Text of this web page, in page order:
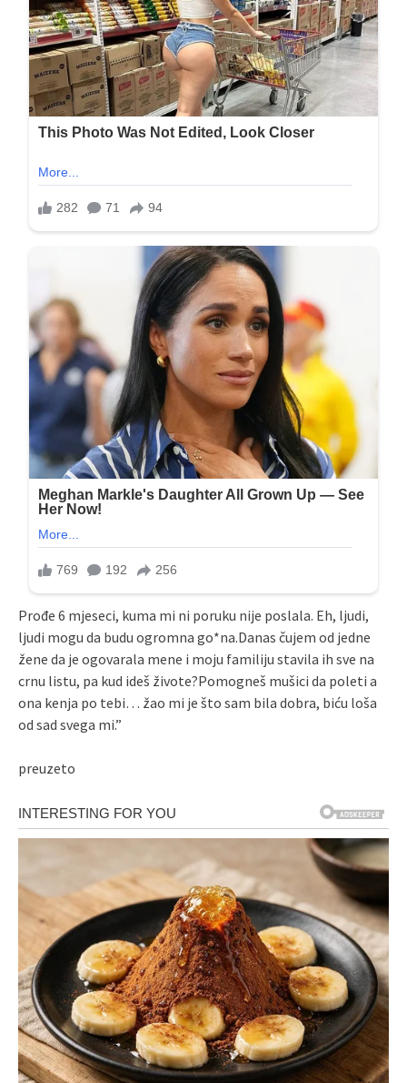
Prođe 6 mjeseci, kuma mi ni poruku nije poslala. Eh, ljudi,
ljudi mogu da budu ogromna go*na.Danas čujem od jedne
žene da je ogovarala mene i moju familiju stavila ih sve na
crnu listu, pa kud ideš živote?Pomogneš mušici da poleti a
ona kenja po tebi… žao mi je što sam bila dobra, biću loša
od sad svega mi.”
preuzeto